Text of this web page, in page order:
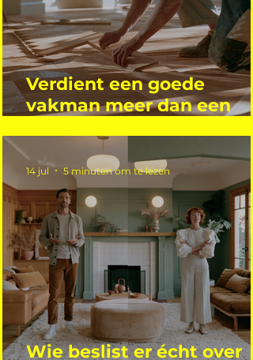
Verdient een goede
vakman meer dan een
Wie beslist er écht over
14 jul 5 minuten om te lezen